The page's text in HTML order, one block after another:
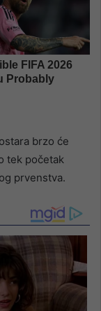
brzo će
tek početak
prvenstva.